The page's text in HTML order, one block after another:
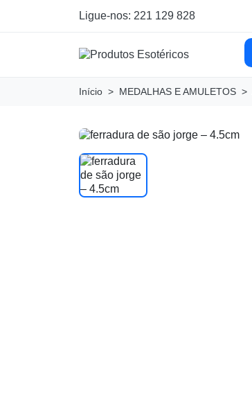
Ligue-nos: 221 129 828
Início MEDALHAS E AMULETOS